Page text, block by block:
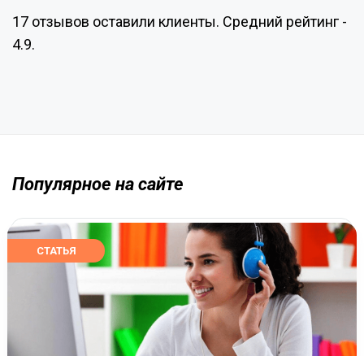
17 отзывов оставили клиенты. Средний рейтинг -
4.9.
Популярное на сайте
СТАТЬЯ